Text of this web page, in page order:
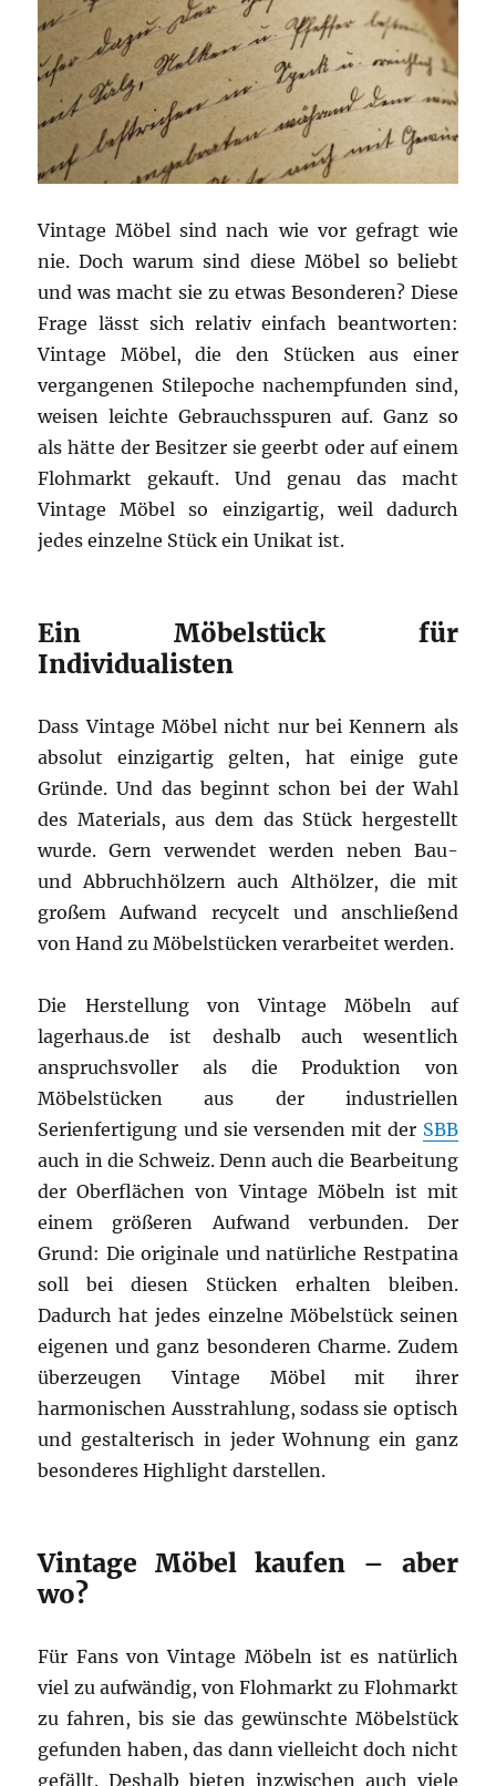
Vintage Möbel sind nach wie vor gefragt wie
nie. Doch warum sind diese Möbel so beliebt
und was macht sie zu etwas Besonderen? Diese
Frage lässt sich relativ einfach beantworten:
Vintage Möbel, die den Stücken aus einer
vergangenen Stilepoche nachempfunden sind,
weisen leichte Gebrauchsspuren auf. Ganz so
als hätte der Besitzer sie geerbt oder auf einem
Flohmarkt gekauft. Und genau das macht
Vintage Möbel so einzigartig, weil dadurch
jedes einzelne Stück ein Unikat ist.
Ein Möbelstück für
Individualisten
Dass Vintage Möbel nicht nur bei Kennern als
absolut einzigartig gelten, hat einige gute
Gründe. Und das beginnt schon bei der Wahl
des Materials, aus dem das Stück hergestellt
wurde. Gern verwendet werden neben Bau-
und Abbruchhölzern auch Althölzer, die mit
großem Aufwand recycelt und anschließend
von Hand zu Möbelstücken verarbeitet werden.
Die Herstellung von Vintage Möbeln auf
lagerhaus.de ist deshalb auch wesentlich
anspruchsvoller als die Produktion von
Möbelstücken aus der industriellen
Serienfertigung und sie versenden mit der SBB
auch in die Schweiz. Denn auch die Bearbeitung
der Oberflächen von Vintage Möbeln ist mit
einem größeren Aufwand verbunden. Der
Grund: Die originale und natürliche Restpatina
soll bei diesen Stücken erhalten bleiben.
Dadurch hat jedes einzelne Möbelstück seinen
eigenen und ganz besonderen Charme. Zudem
überzeugen Vintage Möbel mit ihrer
harmonischen Ausstrahlung, sodass sie optisch
und gestalterisch in jeder Wohnung ein ganz
besonderes Highlight darstellen.
Vintage Möbel kaufen – aber
wo?
Für Fans von Vintage Möbeln ist es natürlich
viel zu aufwändig, von Flohmarkt zu Flohmarkt
zu fahren, bis sie das gewünschte Möbelstück
gefunden haben, das dann vielleicht doch nicht
gefällt. Deshalb bieten inzwischen auch viele